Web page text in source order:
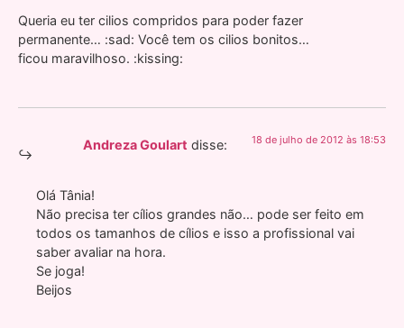
Queria eu ter cilios compridos para poder fazer
permanente… :sad: Você tem os cilios bonitos…
ficou maravilhoso. :kissing:
Andreza Goulart disse: 18 de julho de 2012 às 18:53
Olá Tânia!
Não precisa ter cílios grandes não… pode ser feito em
todos os tamanhos de cílios e isso a profissional vai
saber avaliar na hora.
Se joga!
Beijos